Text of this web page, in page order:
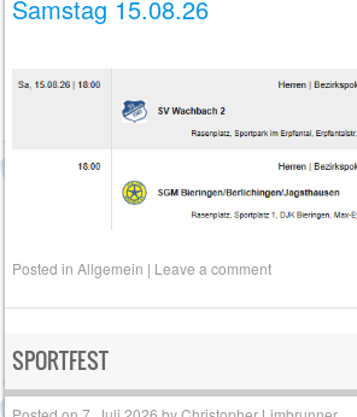
Samstag 15.08.26
Posted inAllgemein | Leave a comment
SPORTFEST